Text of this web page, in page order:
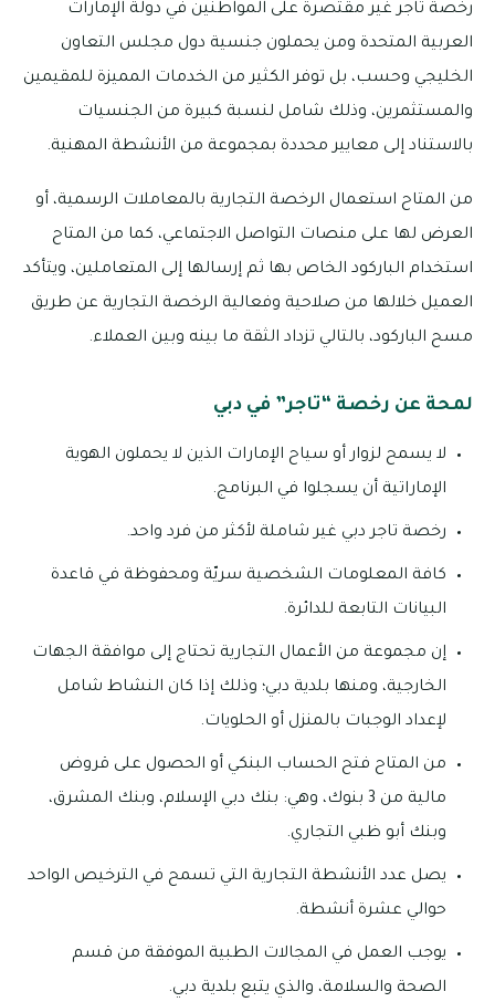
رخصة تاجر غير مقتصرة على المواطنين في دولة الإمارات
العربية المتحدة ومن يحملون جنسية دول مجلس التعاون
الخليجي وحسب، بل توفر الكثير من الخدمات المميزة للمقيمين
والمستثمرين، وذلك شامل لنسبة كبيرة من الجنسيات
بالاستناد إلى معايير محددة بمجموعة من الأنشطة المهنية.
من المتاح استعمال الرخصة التجارية بالمعاملات الرسمية، أو
العرض لها على منصات التواصل الاجتماعي، كما من المتاح
استخدام الباركود الخاص بها ثم إرسالها إلى المتعاملين، ويتأكد
العميل خلالها من صلاحية وفعالية الرخصة التجارية عن طريق
مسح الباركود، بالتالي تزداد الثقة ما بينه وبين العملاء.
لمحة عن رخصة “تاجر” في دبي
لا يسمح لزوار أو سياح الإمارات الذين لا يحملون الهوية
الإماراتية أن يسجلوا في البرنامج.
رخصة تاجر دبي غير شاملة لأكثر من فرد واحد.
كافة المعلومات الشخصية سريّة ومحفوظة في قاعدة
البيانات التابعة للدائرة.
إن مجموعة من الأعمال التجارية تحتاج إلى موافقة الجهات
الخارجية، ومنها بلدية دبي؛ وذلك إذا كان النشاط شامل
لإعداد الوجبات بالمنزل أو الحلويات.
من المتاح فتح الحساب البنكي أو الحصول على قروض
مالية من 3 بنوك، وهي: بنك دبي الإسلام، وبنك المشرق،
وبنك أبو ظبي التجاري.
يصل عدد الأنشطة التجارية التي تسمح في الترخيص الواحد
حوالي عشرة أنشطة.
يوجب العمل في المجالات الطبية الموفقة من قسم
الصحة والسلامة، والذي يتبع بلدية دبي.